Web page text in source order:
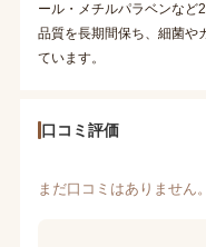
ール・メチルパラベンなど
品質を長期間保ち、細菌や
ています。
口コミ評価
まだ口コミはありません